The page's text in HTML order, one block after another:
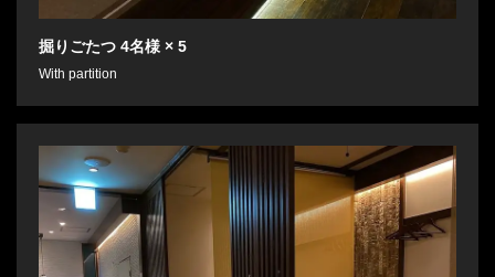
掘りごたつ 4名様 × 5
With partition